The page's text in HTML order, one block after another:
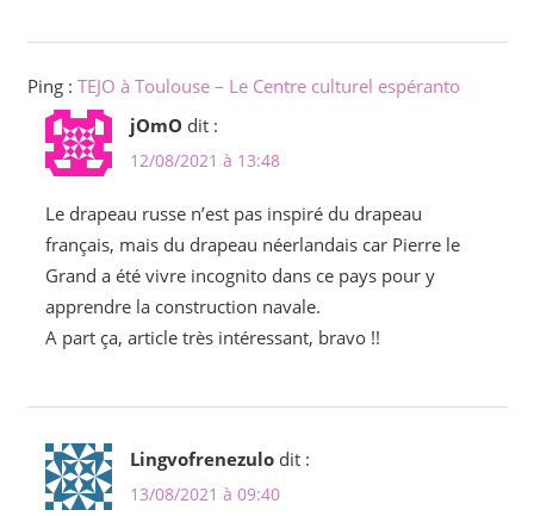
Ping : TEJO à Toulouse – Le Centre culturel espéranto
jOmO dit :
12/08/2021 à 13:48
Le drapeau russe n’est pas inspiré du drapeau
français, mais du drapeau néerlandais car Pierre le
Grand a été vivre incognito dans ce pays pour y
apprendre la construction navale.
A part ça, article très intéressant, bravo !!
Lingvofrenezulo dit :
13/08/2021 à 09:40